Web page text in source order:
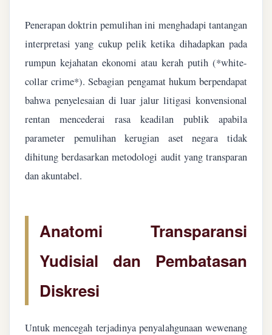
Penerapan doktrin pemulihan ini menghadapi tantangan
interpretasi yang cukup pelik ketika dihadapkan pada
rumpun kejahatan ekonomi atau kerah putih (*white-
collar crime*). Sebagian pengamat hukum berpendapat
bahwa penyelesaian di luar jalur litigasi konvensional
rentan mencederai rasa keadilan publik apabila
parameter pemulihan kerugian aset negara tidak
dihitung berdasarkan metodologi audit yang transparan
dan akuntabel.
Anatomi Transparansi
Yudisial dan Pembatasan
Diskresi
Untuk mencegah terjadinya penyalahgunaan wewenang